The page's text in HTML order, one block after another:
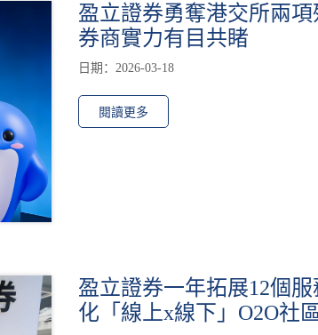
盈立證券勇奪港交所兩
券商實力有目共睹
日期：2026-03-18
閱讀更多
盈立證券一年拓展12個
化「線上x線下」O2O社